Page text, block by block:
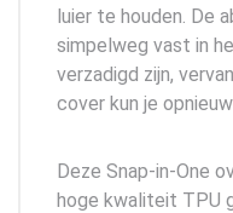
luier te houden. De
simpelweg vast in
verzadigd zijn,
cover kun je
Deze Snap-in-One
hoge kwaliteit TPU